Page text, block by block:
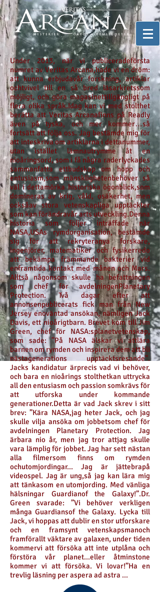
Under 2013, när vi publiceradeförsta
numret av Veritas Arcana,hade vi en dröm:
att kunna erbjudavår forskning, artiklar
ochtvivel till en så bred läsarkretssom
möjligt, och göra magasinettillgängligt på
flera olika språk.Idag kan vi med stolthet
berätta att Veritas Arcanafinns på Readly
även på tyska, och mer kommer…så
fortsätt att följa oss. Jag bestämde mig för
att inteskriva om artiklarna i dettanummer,
utan istället lämnautrymme åt en
nioåringsord, som i få några raderlyckades
sammanfatta ettbudskap om hopp och
entusiasm,som mänsklighetenbehöver så
väl i dettamörka historiska ögonblick,som
domineras av krig, våld, osäkerhet, men
ocksåav stora vetenskapliga upptäckter
som kan förändravår arts utveckling.Denna
historia som följer inträffade när
NASA,USAs rymdorganisation, bestämde
sig för att rekryteranya forskare,
ingenjörer, matematiker och fysikerredo
att bekämpa främmande bakterier vid
enframtida kontakt med månen och Mars.
Alltså någonsom skulle ha befattningen
som chef för avdelningenPlanetary
Protection. Två dagar efter att
annonsenpublicerats fick man från New
Jersey enoväntad ansökan, nämligen Jack
Davis, ett nioårigtbarn. Brevet kom till Jim
Green, chef för NASA:splanetvetenskap,
som sade: ”På NASA älskar vi attlära
barnen om rymden och inspirera dem att bli
nästagenerations upptäcktsresande”.
Jacks kandidatur ärprecis vad vi behöver,
och bara en nioårings stolthetkan uttrycka
all den entusiasm och passion somkrävs för
att utforska under kommande
generationer.Detta är vad Jack skrev i sitt
brev: ”Kära NASA,jag heter Jack, och jag
skulle vilja ansöka om jobbetsom chef för
avdelningen Planetary Protection. Jag
ärbara nio år, men jag tror attjag skulle
vara lämplig för jobbet. Jag har sett nästan
alla filmersom finns om rymden
ochutomjordingar... Jag är jättebrapå
videospel. Jag är ung,så jag kan lära mig
att tänkasom en utomjording. Med vänliga
hälsningar Guardianof the Galaxy!”.Dr.
Green svarade: ”Vi behöver verkligen
många Guardiansof the Galaxy. Lycka till
Jack, vi hoppas att dublir en stor utforskare
och en framsynt vetenskapsmanoch
framförallt väktare av galaxen, under tiden
kommervi att försöka att inte utplåna och
förstöra vår planet...eller åtminstone
kommer vi att försöka. Vi lovar!”Ha en
trevlig läsning per aspera ad astra ...